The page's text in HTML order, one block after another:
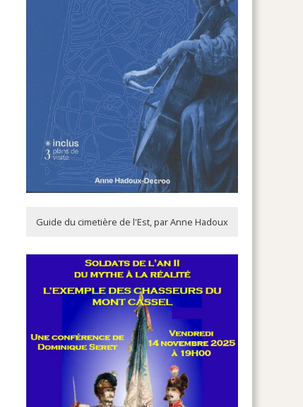
Guide du cimetière de l'Est, par Anne Hadoux